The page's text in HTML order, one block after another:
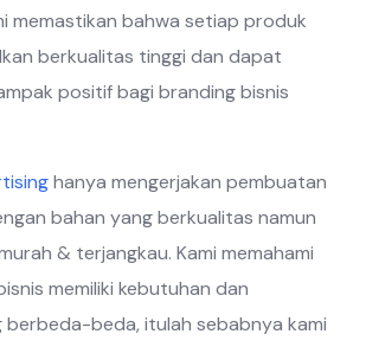
memastikan bahwa setiap produk
berkualitas tinggi dan dapat
positif bagi branding bisnis
hanya mengerjakan pembuatan
bahan yang berkualitas namun
& terjangkau. Kami memahami
memiliki kebutuhan dan
berbeda-beda, itulah sebabnya kami